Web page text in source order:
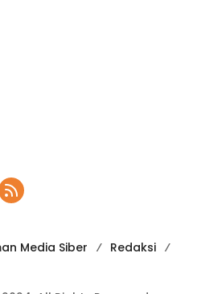
Media Siber
Redaksi